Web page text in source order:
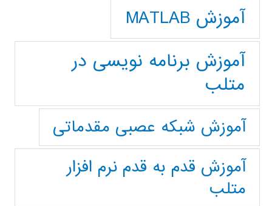
آموزش MATLAB
آموزش برنامه نویسی در
متلب
آموزش شبکه عصبی مقدماتی
آموزش قدم به قدم نرم افزار
متلب